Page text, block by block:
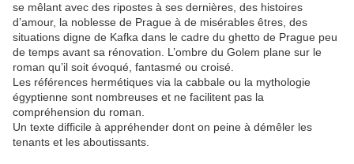
se mêlant avec des ripostes à ses dernières, des histoires
d’amour, la noblesse de Prague à de misérables êtres, des
situations digne de Kafka dans le cadre du ghetto de Prague peu
de temps avant sa rénovation. L’ombre du Golem plane sur le
roman qu’il soit évoqué, fantasmé ou croisé.
Les références hermétiques via la cabbale ou la mythologie
égyptienne sont nombreuses et ne facilitent pas la
compréhension du roman.
Un texte difficile à appréhender dont on peine à démêler les
tenants et les aboutissants.